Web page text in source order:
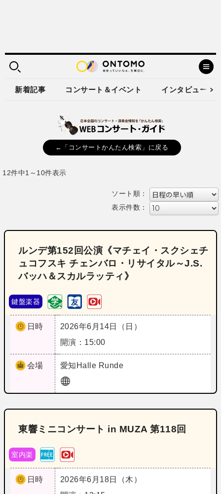
新着記事 コンサート＆イベント インタビュー
←「コンサートかんたん検索」に戻る
12件中1～10件表示
ソート順：
表示件数：
ルンデ第152回公演《マチェイ・スクシェチ
ュコフスキ チェンバロ・リサイタル～J.S.
バッハ＆スカルラッティ》
鍵盤楽器
日時
2026年6月14日（日）
開演：15:00
会場 愛知 Halle Runde
東響ミニコンサート in MUZA 第118回
室内楽
日時
2026年6月18日（木）